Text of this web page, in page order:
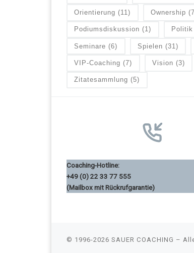
Orientierung (11) Ownership
Podiumsdiskussion (1) Politik
Seminare (6) Spielen (31)
VIP-Coaching (7) Vision (3)
Zitatesammlung (5)
Coaching-Hotline:
+49 (0) 22 33 77 555
(Mailbox mit Rückrufgarantie)
© 1996-2026 SAUER COACHING –